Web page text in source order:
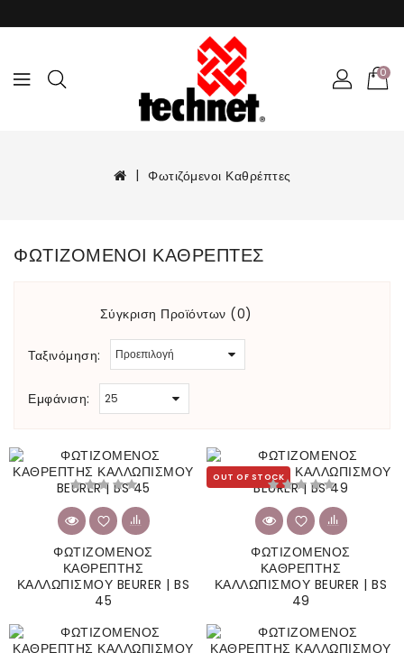
0
Φωτιζόμενοι Καθρέπτες
ΦΩΤΙΖΌΜΕΝΟΙ ΚΑΘΡΈΠΤΕΣ
Σύγκριση Προϊόντων (0)
Ταξινόμηση:
Εμφάνιση:
ΦΩΤΙΖΟΜΕΝΟΣ
ΚΑΘΡΕΠΤΗΣ
ΚΑΛΛΩΠΙΣΜΟΥ BEURER | BS
45
OUT OF STOCK
ΦΩΤΙΖΟΜΕΝΟΣ
ΚΑΘΡΕΠΤΗΣ
ΚΑΛΛΩΠΙΣΜΟΥ BEURER | BS
49